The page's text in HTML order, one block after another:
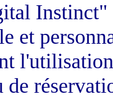
Instinct"
et
de